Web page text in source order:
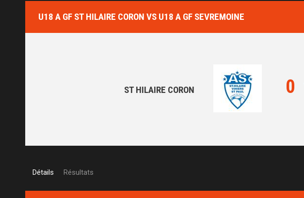
U18 A GF ST HILAIRE CORON VS U18 A GF SEVREMOINE
ST HILAIRE CORON 0
Détails Résultats